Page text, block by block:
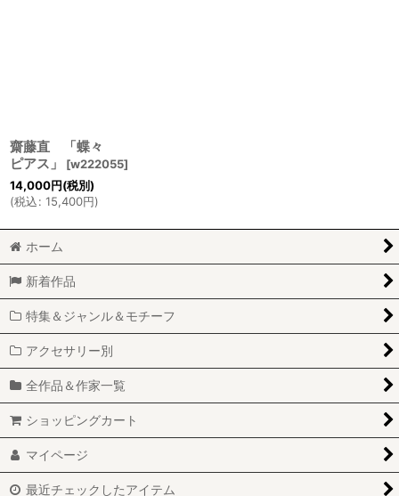
齋藤直 「蝶々
ピアス」
[w222055]
14,000円(税別)
(税込: 15,400円)
ホーム
新着作品
特集＆ジャンル＆モチーフ
アクセサリー別
全作品＆作家一覧
ショッピングカート
マイページ
最近チェックしたアイテム